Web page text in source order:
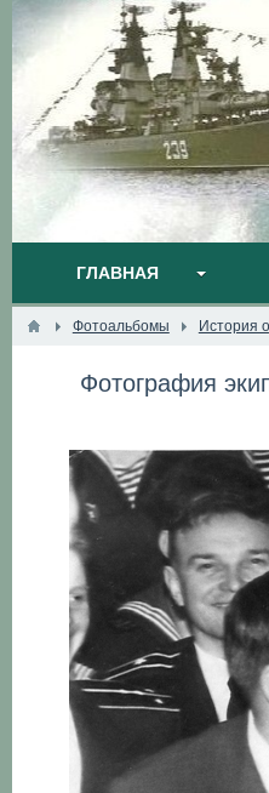
ГЛАВНАЯ
Фотоальбомы История
Фотография